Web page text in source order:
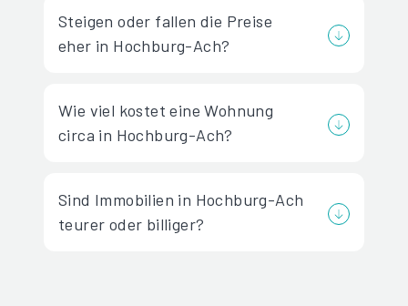
Steigen oder fallen die Preise
eher in Hochburg-Ach?
Wie viel kostet eine Wohnung
circa in Hochburg-Ach?
Sind Immobilien in Hochburg-Ach
teurer oder billiger?